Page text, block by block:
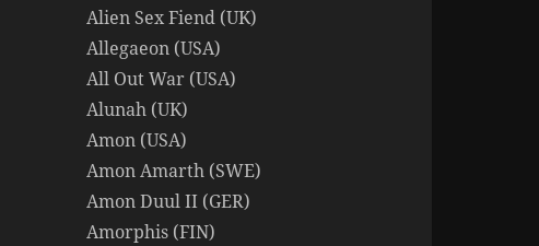
Alien Sex Fiend (UK)
Allegaeon (USA)
All Out War (USA)
Alunah (UK)
Amon (USA)
Amon Amarth (SWE)
Amon Duul II (GER)
Amorphis (FIN)